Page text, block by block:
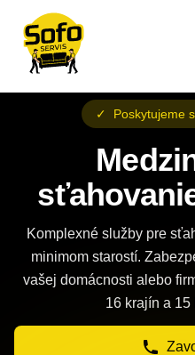
✓ Poskytujeme
Komplexné služby pre
minimom starostí.
vašej domácnosti alebo
16 krajín a 15